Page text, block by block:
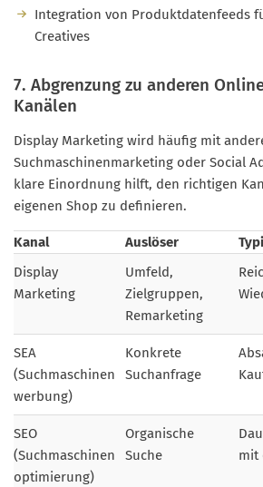
Integration von Produktdatenfeeds
Creatives
7. Abgrenzung zu anderen
Kanälen
Display Marketing wird häufig mit
Suchmaschinenmarketing oder Social
klare Einordnung hilft, den richtigen
eigenen Shop zu definieren.
Kanal Auslöser
Display
Marketing
Umfeld,
Zielgruppen,
Remarketing
SEA
(Suchmaschinen
werbung)
Konkrete
Suchanfrage
SEO
(Suchmaschinen
optimierung)
Organische
Suche
mit